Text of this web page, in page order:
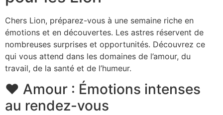
Chers Lion, préparez-vous à une semaine riche en
émotions et en découvertes. Les astres réservent de
nombreuses surprises et opportunités. Découvrez ce
qui vous attend dans les domaines de l’amour, du
travail, de la santé et de l’humeur.
❤️ Amour : Émotions intenses
au rendez-vous